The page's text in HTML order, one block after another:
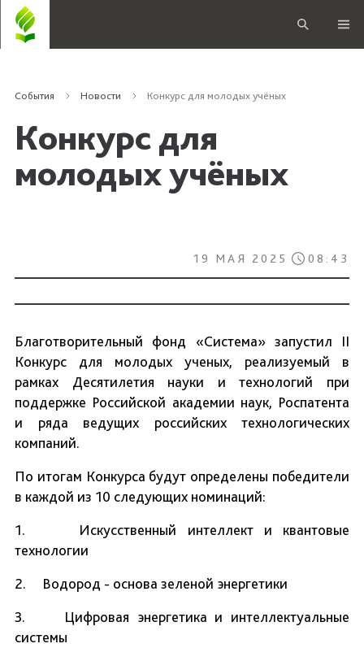
События Новости Конкурс для молодых учёных
Конкурс для
молодых учёных
19 МАЯ 2025 08:43
Благотворительный фонд «Система» запустил II
Конкурс для молодых ученых, реализуемый в
рамках Десятилетия науки и технологий при
поддержке Российской академии наук, Роспатента
и ряда ведущих российских технологических
компаний.
По итогам Конкурса будут определены победители
в каждой из 10 следующих номинаций:
1. Искусственный интеллект и квантовые
технологии
2. Водород - основа зеленой энергетики
3. Цифровая энергетика и интеллектуальные
системы